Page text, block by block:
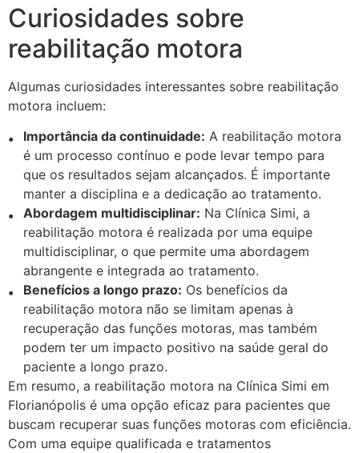
Curiosidades sobre
reabilitação motora
Algumas curiosidades interessantes sobre reabilitação
motora incluem:
Importância da continuidade: A reabilitação motora
é um processo contínuo e pode levar tempo para
que os resultados sejam alcançados. É importante
manter a disciplina e a dedicação ao tratamento.
Abordagem multidisciplinar: Na Clínica Simi, a
reabilitação motora é realizada por uma equipe
multidisciplinar, o que permite uma abordagem
abrangente e integrada ao tratamento.
Benefícios a longo prazo: Os benefícios da
reabilitação motora não se limitam apenas à
recuperação das funções motoras, mas também
podem ter um impacto positivo na saúde geral do
paciente a longo prazo.
Em resumo, a reabilitação motora na Clínica Simi em
Florianópolis é uma opção eficaz para pacientes que
buscam recuperar suas funções motoras com eficiência.
Com uma equipe qualificada e tratamentos